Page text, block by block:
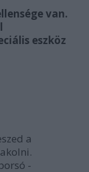
van.
eszköz
a
-